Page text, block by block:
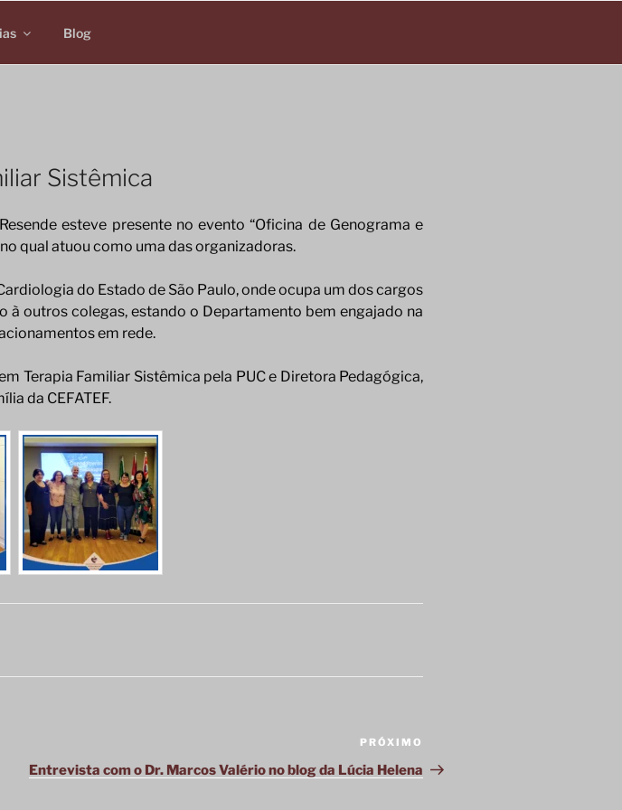
Blog
Sistêmica
esteve presente no evento “Oficina de Genograma e
qual atuou como uma das organizadoras.
do Estado de São Paulo, onde ocupa um dos cargos
outros colegas, estando o Departamento bem engajado na
em rede.
Terapia Familiar Sistêmica pela PUC e Diretora Pedagógica,
da CEFATEF.
post
PRÓXIMO
Entrevista com o Dr. Marcos Valério no blog da Lúcia Helena